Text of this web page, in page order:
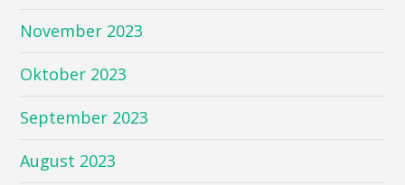
November 2023
Oktober 2023
September 2023
August 2023